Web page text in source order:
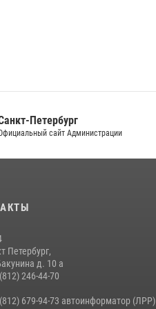
Петербург
сайт Администрации
Петербург,
д. 10 а
246-44-70
679-94-73 автоинформатор (ЛРР)